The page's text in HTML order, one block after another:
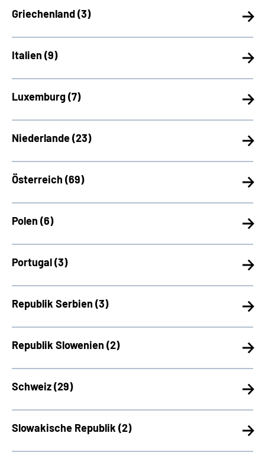
Griechenland (3)
Italien (9)
Luxemburg (7)
Niederlande (23)
Österreich (69)
Polen (6)
Portugal (3)
Republik Serbien (3)
Republik Slowenien (2)
Schweiz (29)
Slowakische Republik (2)